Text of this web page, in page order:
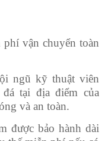
vận chuyển toàn
ngũ kỹ thuật viên
tại địa điểm của
và an toàn.
được bảo hành dài